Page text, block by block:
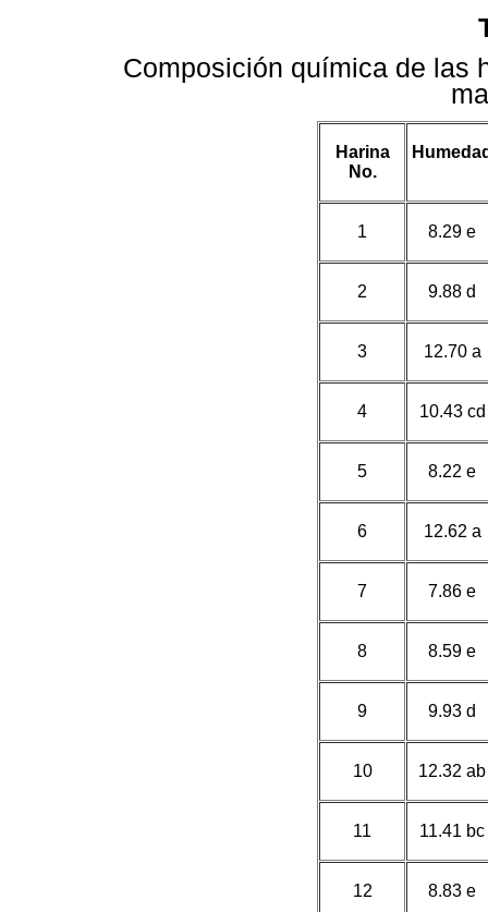
Composición química de las
Harina
No.
1 8.29 e
2 9.88 d
3 12.70 a
4 10.43 cd
5 8.22 e
6 12.62 a
7 7.86 e
8 8.59 e
9 9.93 d
10 12.32 ab
11 11.41 bc
12 8.83 e